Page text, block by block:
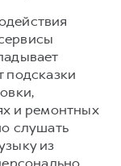
подсказки
и ремонтных
слушать
из